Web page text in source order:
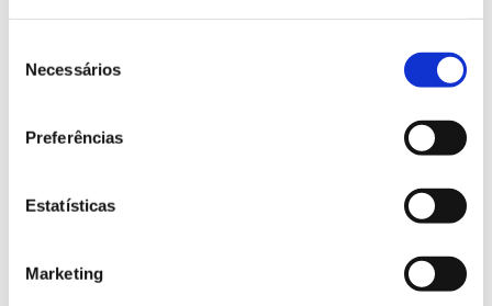
Necessários
Preferências
Estatísticas
Marketing
Registar galhas de Trichi em acácia-das-espigas:
25.06.2026